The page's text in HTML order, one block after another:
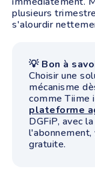
plusieurs
s'alourdir
💡 Bon à
Choisir une
mécanisme
comme Tiime
plateforme
DGFiP, avec
gratuite.